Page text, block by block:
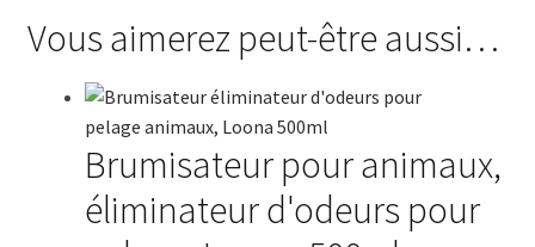
Vous aimerez peut-être aussi…
Brumisateur pour animaux,
éliminateur d'odeurs pour